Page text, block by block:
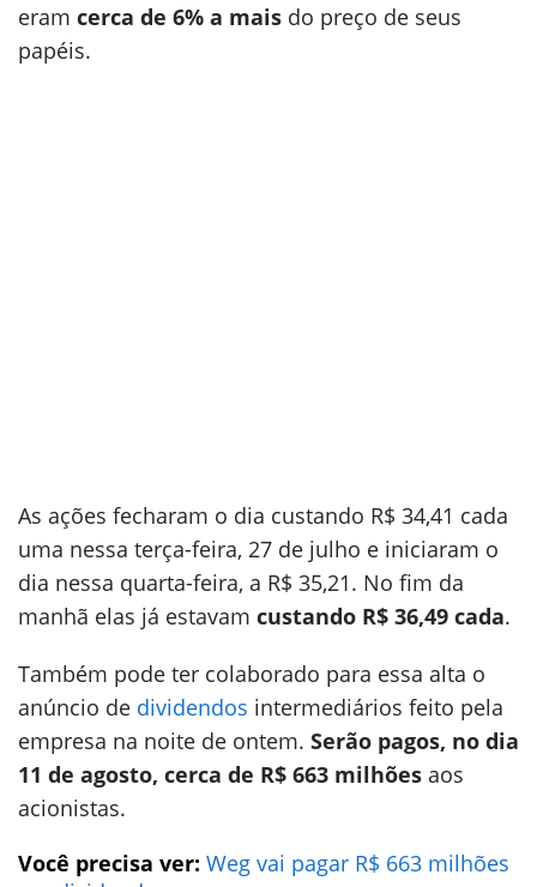
eram cerca de 6% a mais do preço de seus
papéis.
As ações fecharam o dia custando R$ 34,41 cada
uma nessa terça-feira, 27 de julho e iniciaram o
dia nessa quarta-feira, a R$ 35,21. No fim da
manhã elas já estavam custando R$ 36,49 cada.
Também pode ter colaborado para essa alta o
anúncio de dividendos intermediários feito pela
empresa na noite de ontem. Serão pagos, no dia
11 de agosto, cerca de R$ 663 milhões aos
acionistas.
Você precisa ver: Weg vai pagar R$ 663 milhões